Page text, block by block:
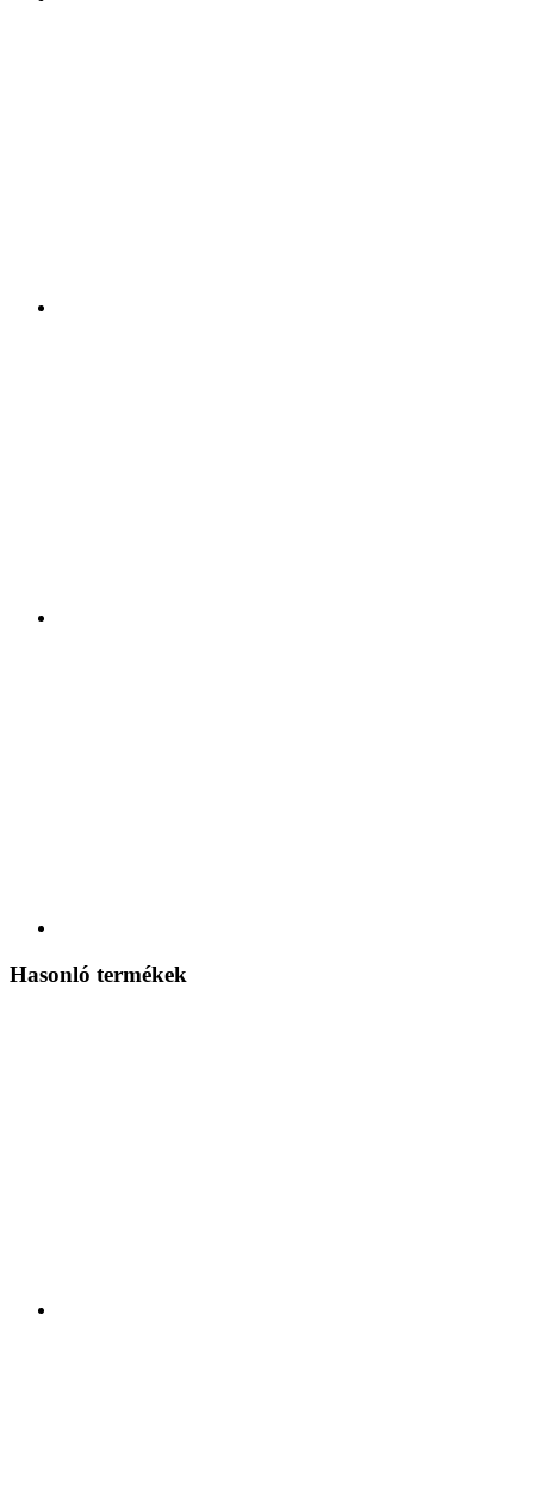
Hasonló termékek